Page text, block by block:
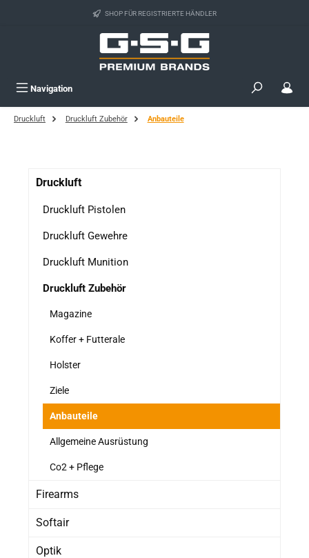
Zum Hauptinhalt springen SHOP FÜR REGISTRIERTE HÄNDLER
Navigation
Druckluft Druckluft Zubehör Anbauteile
Druckluft
Druckluft Pistolen
Druckluft Gewehre
Druckluft Munition
Druckluft Zubehör
Magazine
Koffer + Futterale
Holster
Ziele
Anbauteile
Allgemeine Ausrüstung
Co2 + Pflege
Firearms
Softair
Optik